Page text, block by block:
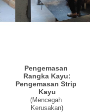
Pengemasan
Rangka Kayu:
Pengemasan Strip
Kayu
(Mencegah
Kerusakan)